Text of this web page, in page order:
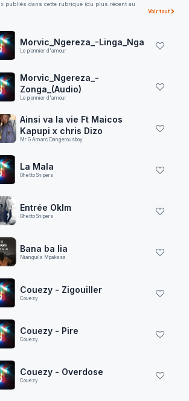
publiés dans cette rubrique (du plus récent au
Voir tout
Morvic_Ngereza_-Linga_Nga
Le pionnier d'amour
Morvic_Ngereza_-
Zonga_(Audio)
Le pionnier d'amour
Ainsi va la vie Ft Maicos
Kapupi x chris Dizo
Mr G Amarc Dangerousboy
La Mala
Ghetto Snipers
Entrée Oklm
Ghetto Snipers
Bana ba lia
Nianguila Mpakasa
Couezy - Zigouiller
Couezy
Couezy - Pire
Couezy
Couezy - Overdose
Couezy